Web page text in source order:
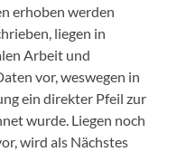
erhoben werden
liegen in
Arbeit und
vor, weswegen in
ein direkter Pfeil zur
wurde. Liegen noch
wird als Nächstes